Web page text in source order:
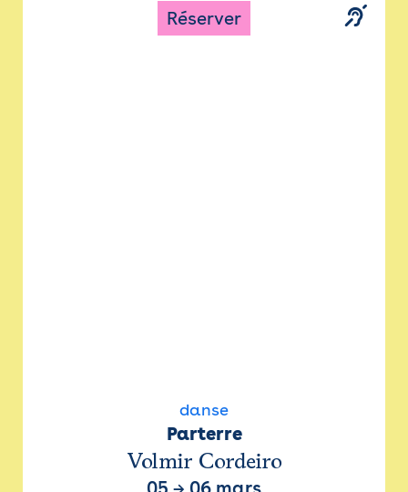
Réserver
danse
Parterre
Volmir Cordeiro